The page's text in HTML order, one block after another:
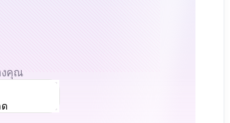
งคุณ